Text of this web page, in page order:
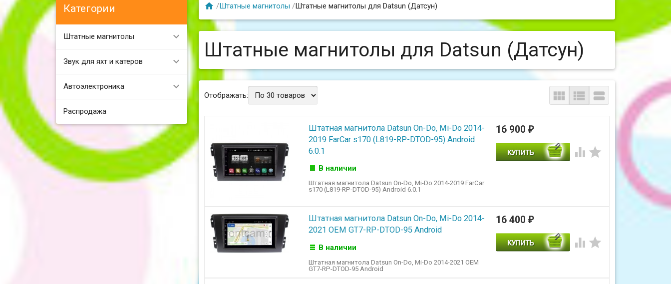
Категории
Штатные магнитолы
Звук для яхт и катеров
Автоэлектроника
Распродажа
 /Штатные магнитолы /Штатные магнитолы для Datsun (Датсун)
Штатные магнитолы для Datsun (Датсун)
Отображать:   
Штатная магнитола Datsun On-Do, Mi-Do 2014-
2019 FarCar s170 (L819-RP-DTOD-95) Android
6.0.1
В наличии
Штатная магнитола Datsun On-Do, Mi-Do 2014-2019 FarCar
s170 (L819-RP-DTOD-95) Android 6.0.1
16 900 ₽
 
Штатная магнитола Datsun On-Do, Mi-Do 2014-
2021 OEM GT7-RP-DTOD-95 Android
В наличии
Штатная магнитола Datsun On-Do, Mi-Do 2014-2021 OEM
GT7-RP-DTOD-95 Android
16 400 ₽
 